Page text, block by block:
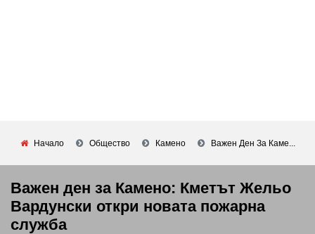
Начало Общество Камено Важен Ден За Каме...
Важен ден за Камено: Кметът Жельо
Вардунски откри новата пожарна
служба